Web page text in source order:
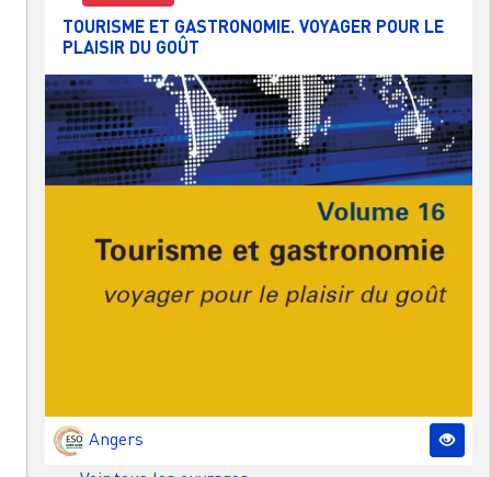
TOURISME ET GASTRONOMIE. VOYAGER POUR LE
PLAISIR DU GOÛT
Angers